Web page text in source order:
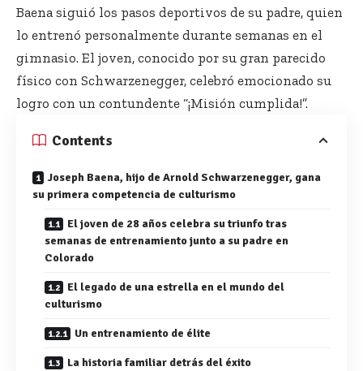
Baena siguió los pasos deportivos de su padre, quien
lo entrenó personalmente durante semanas en el
gimnasio. El joven, conocido por su gran parecido
físico con Schwarzenegger, celebró emocionado su
logro con un contundente “¡Misión cumplida!”.
Contents
Joseph Baena, hijo de Arnold Schwarzenegger, gana
su primera competencia de culturismo
El joven de 28 años celebra su triunfo tras
semanas de entrenamiento junto a su padre en
Colorado
El legado de una estrella en el mundo del
culturismo
Un entrenamiento de élite
La historia familiar detrás del éxito